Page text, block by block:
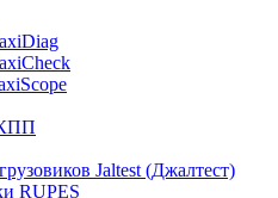
Jaltest (Джалтест)
RUPES